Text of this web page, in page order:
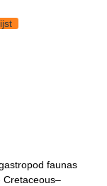
faunas
Cretaceous–